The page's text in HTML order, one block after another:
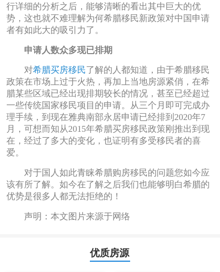
行详细的分析之后，能够清晰的看出其中巨大的优
势，这也就不难理解为何希腊移民新政策对中国申请
者有如此大的吸引力了。
申请人数众多现已排期
对希腊买房移民了解的人都知道，由于希腊移民
政策在市场上过于火热，再加上当地房源紧俏，在希
腊某些区域已经出现排期较长的情况，甚至已经超过
一些传统国家移民项目的申请。从三个月即可完成办
理手续，到现在雅典南部永居申请已经排到2020年7
月，可想而知从2015年希腊买房移民政策刚推出到现
在，经过了多大的变化，也证明有多受移民者的喜
爱。
对于国人如此青睐希腊购房移民的问题您如今应
该有所了解。如今在了解之后我们也能够明白希腊的
优势是很多人都无法拒绝的！
声明：本文图片来源于网络
优质房源